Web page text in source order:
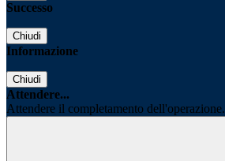
Successo
Chiudi
Informazione
Chiudi
Attendere...
Attendere il completamento